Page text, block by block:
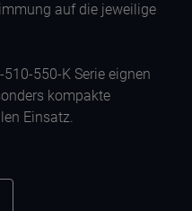
auf die jeweilige
550-K Serie eignen
kompakte
Einsatz.